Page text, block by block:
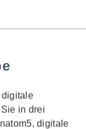
digitale
in drei
digitale